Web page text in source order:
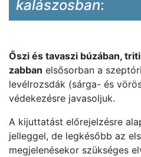
kalászosban:
Őszi és tavaszi búzában,
zabban elsősorban a
levélrozsdák (sárga- és
védekezésre javasoljuk.
A kijuttatást előrejelzésre
jelleggel, de legkésőbb az
megjelenésekor szükséges